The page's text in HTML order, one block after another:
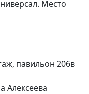
Место
павильон 206в
Алексеева